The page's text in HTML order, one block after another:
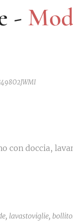
-
con doccia,
lavastoviglie,